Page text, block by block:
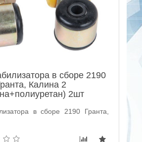
в сборе 2190
Калина 2
2шт
в сборе 2190 Гранта,